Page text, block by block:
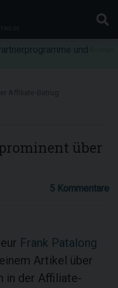
und
über
5 Kommentare
Frank Patalong
Artikel über
in der Affiliate-